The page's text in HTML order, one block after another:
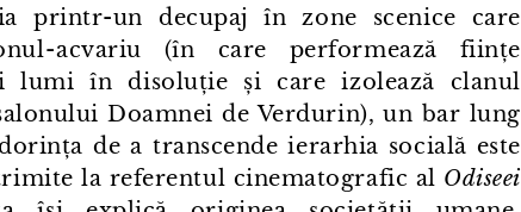
printr⁠-⁠un decupaj în zone scenice care
⁠acvariu (în care performează ființe
lumi în disoluție și care izolează clanul
Doamnei de Verdurin), un bar lung
de a transcende ierarhia socială este
la referentul cinematografic al Odiseei